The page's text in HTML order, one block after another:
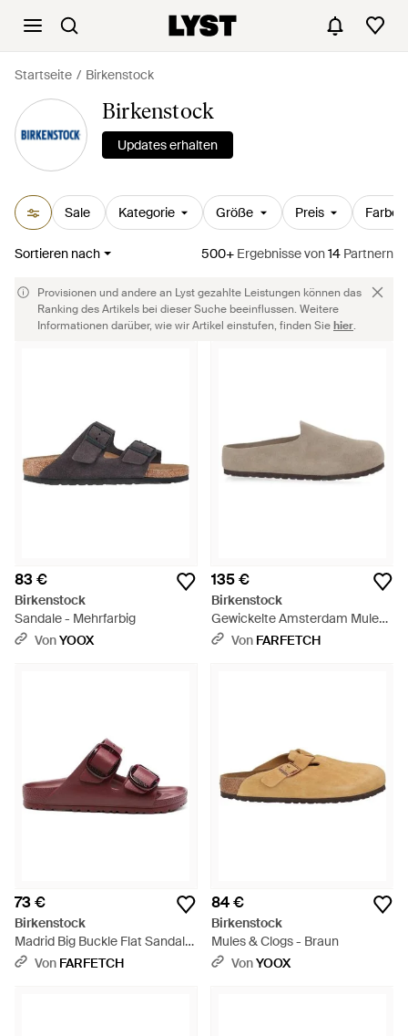
Startseite Birkenstock
Birkenstock
Updates erhalten
Sale Kategorie Größe Preis Farbe
Sortieren nach 500+ Ergebnissevon14 Partnern
Provisionen und andere an Lyst gezahlte Leistungen können das
Ranking des Artikels bei dieser Suche beeinflussen. Weitere
Informationen darüber, wie wir Artikel einstufen, finden Siehier.
83 €
Birkenstock
Sandale - Mehrfarbig
VonYOOX
135 €
Birkenstock
Gewickelte Amsterdam Mules -
GrauVon FARFETCH
73 €
Birkenstock
Madrid Big Buckle Flat Sandals
- LilaVon FARFETCH
84 €
Birkenstock
Mules & Clogs - Braun
VonYOOX